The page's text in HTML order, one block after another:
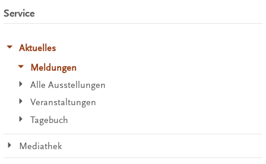
Service
Aktuelles
Meldungen
Alle Ausstellungen
Veranstaltungen
Tagebuch
Mediathek